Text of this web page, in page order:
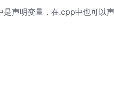
声明变量，在.cpp中也可以